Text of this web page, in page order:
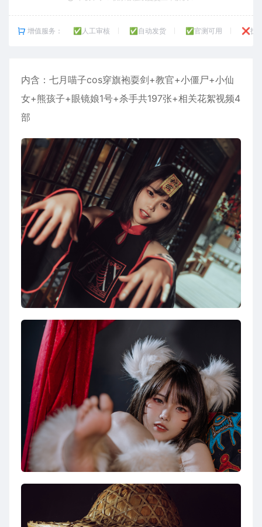
增值服务： ✅人工审核 ✅自动发货 ✅官测可用 ❌技
内含： 七月喵子cos穿旗袍耍剑+教官+小僵尸+小仙
女+熊孩子+眼镜娘1号+杀手共197张+相关花絮视频4
部